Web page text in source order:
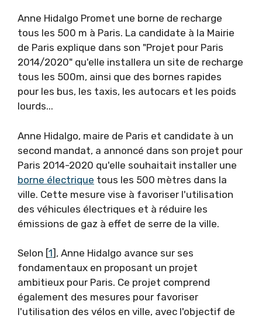
Anne Hidalgo Promet une borne de recharge
tous les 500 m à Paris. La candidate à la Mairie
de Paris explique dans son "Projet pour Paris
2014/2020" qu'elle installera un site de recharge
tous les 500m, ainsi que des bornes rapides
pour les bus, les taxis, les autocars et les poids
lourds...
Anne Hidalgo, maire de Paris et candidate à un
second mandat, a annoncé dans son projet pour
Paris 2014-2020 qu'elle souhaitait installer une
borne électrique tous les 500 mètres dans la
ville. Cette mesure vise à favoriser l'utilisation
des véhicules électriques et à réduire les
émissions de gaz à effet de serre de la ville.
Selon [1], Anne Hidalgo avance sur ses
fondamentaux en proposant un projet
ambitieux pour Paris. Ce projet comprend
également des mesures pour favoriser
l'utilisation des vélos en ville, avec l'objectif de